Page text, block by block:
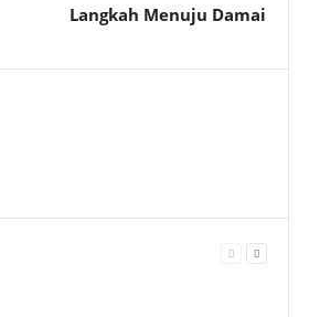
Langkah Menuju Damai